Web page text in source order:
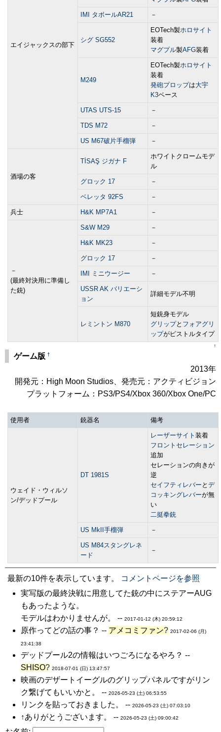
エイジャックスの部下
IMI タボールAR21 －
シグ SG552
EOTech製ホロサイト
装着
マグプル製AFG装着
M249
EOTech製ホロサイト
装着
発砲プロップは大宇
K3ベース
UTAS UTS-15 －
TDS M72 －
US M67破片手榴弾 －
酒場の客
TİSAŞ ジガナ F
ホワイトクロームモデ
ル
グロック 17 －
ベレッタ 92FS －
兵士 H&K MP7A1 －
－
(最終対決用に準備し
た銃)
S&W M29 －
H&K MK23 －
グロック 17 －
IMI ミニウージー －
USSR AK バリエーシ
ョン
詳細モデル不明
レミントン M870
短銃身モデル
グリップと フォアグリ
ップがピストルタイプ
↑
ゲーム版 †
2013年
開発元：High Moon Studios、発売元：アクティビジョン
プラットフォーム：PS3/PS4/Xbox 360/Xbox One/PC
使用者 銃器名 備考
ウェイド・ウィルソ
ン/デッドプール
DT 1981S
レーザーサイト 装着
フロントセレーション
追加
セレーションの向きが
逆
セイフティレバー と デ
コッキングレバーが無
い
二挺拳銃
US MkII手榴弾 －
US M84スタングレネ
ード
－
最新の10件を表示しています。
コメントページを参照
実写版の最終決戦に用意してた銃の中にステアーAUG
もあったような。
モデルはわかりませんが。 -- 2017-01-12 (木) 20:59:12
原作ってどの話の事？ -- アメコミファン? 2017-02-06 (月)
23:41:38
デッドプール2の情報はいつごろになるやろ？ --
SHISO? 2018-07-01 (日) 13:47:57
映画のデザートイーグルのグリップパネルですがリン
ク繋げてもいいかと。 -- 2026-05-23 (土) 06:53:55
リンクを貼っておきました。 -- 2026-05-23 (土) 07:03:10
↑ありがとうございます。 -- 2026-05-23 (土) 09:00:42